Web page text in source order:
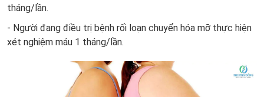
tháng/lần.
- Người đang điều trị bệnh rối loạn chuyển hóa mỡ thực hiện
xét nghiệm máu 1 tháng/lần.